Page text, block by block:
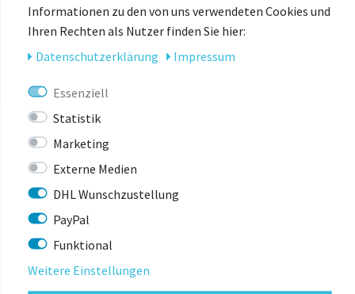
keine Druckstellen durch Netz
DAS KÖNNTE
Informationen zu den von uns verwendeten Cookies und
Ihren Rechten als Nutzer finden Sie hier:
Daten­schutz­erklärung
Impressum
Essenziell
Statistik
Marketing
Externe Medien
DHL Wunschzustellung
PayPal
Funktional
Weitere Einstellungen